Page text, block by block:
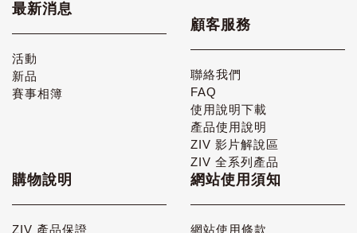
最新消息
活動
新品
賽事相簿
顧客服務
聯絡我們
FAQ
使用說明下載
產品使用說明
ZIV 影片解說區
ZIV 全系列產品
購物說明
ZIV 產品保證
網站使用須知
網站使用條款